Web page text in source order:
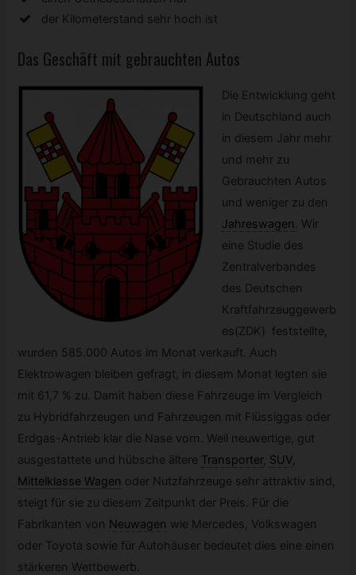
der Kilometerstand sehr hoch ist
Das Geschäft mit gebrauchten Autos
Die Entwicklung geht
in Deutschland auch
in diesem Jahr mehr
und mehr zu
Gebrauchten Autos
und weniger zu den
Jahreswagen. Wir
eine Studie des
Zentralverbandes
des Deutschen
Kraftfahrzeuggewerb
es(ZDK) feststellte,
wurden 585.000 Autos im Monat verkauft. Auch
Elektrowagen bleiben gefragt, in diesem Monat legten sie
mit 61,7 % zu. Damit haben diese Fahrzeuge im Vergleich
zu Hybridfahrzeugen und Fahrzeugen mit Flüssiggas oder
Erdgas-Antrieb klar die Nase vorn. Weil neuwertige, gut
ausgestattete und hübsche ältere Transporter, SUV,
Mittelklasse Wagen oder Nutzfahrzeuge sehr attraktiv sind,
steigt für sie zu diesem Zeitpunkt der Preis. Für die
Fabrikanten von Neuwagen wie Mercedes, Volkswagen
oder Toyota sowie für Autohäuser bedeutet dies eine einen
stärkeren Wettbewerb.